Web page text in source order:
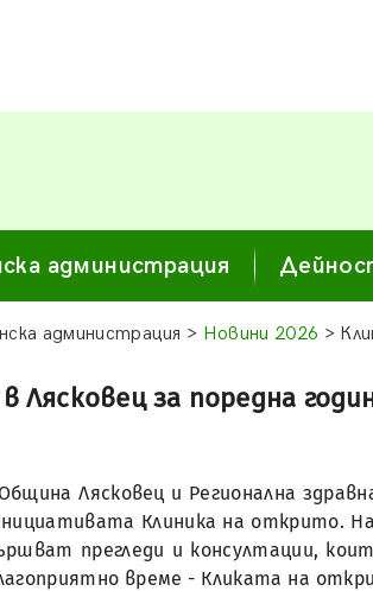
администрация
администрация > Новини 2026 >
Лясковец за поредна
Община Лясковец и Регионална
Клиника на открито.
прегледи и консултации,
време - Кликата на